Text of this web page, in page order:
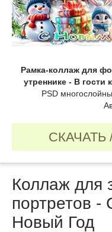
Рамка-коллаж для
утреннике - В гости
PSD
Коллаж для
портретов -
Новый Год